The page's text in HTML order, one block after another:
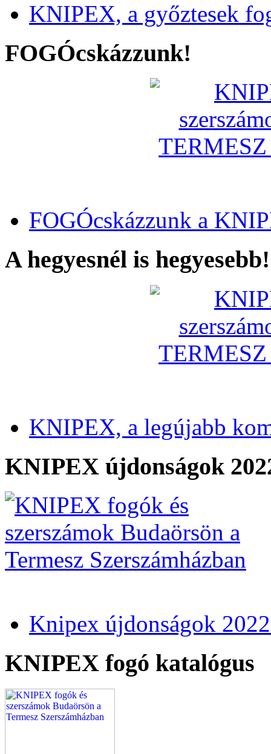
KNIPEX, a győztesek
FOGÓcskázzunk!
FOGÓcskázzunk a
A hegyesnél is hegyesebb!
KNIPEX, a legújabb
KNIPEX újdonságok
Knipex újdonságok
KNIPEX fogó katalógus